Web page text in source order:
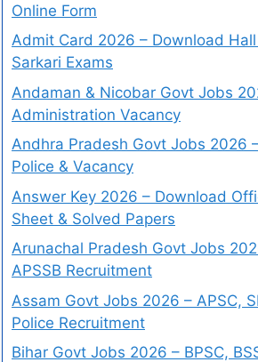
Online Form
Admit Card 2026 – Download
Sarkari Exams
Andaman & Nicobar Govt Jobs
Administration Vacancy
Andhra Pradesh Govt Jobs 2026
Police & Vacancy
Answer Key 2026 – Download
Sheet & Solved Papers
Arunachal Pradesh Govt Jobs
APSSB Recruitment
Assam Govt Jobs 2026 – APSC,
Police Recruitment
Bihar Govt Jobs 2026 – BPSC,